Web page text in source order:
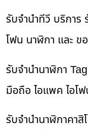
รับจำนำทีวี บริการ
โฟน นาฬิกา และ ข
รับจำนำนาฬิกา
มือถือ ไอแพค ไอโ
รับจำนำนาฬิกาคา